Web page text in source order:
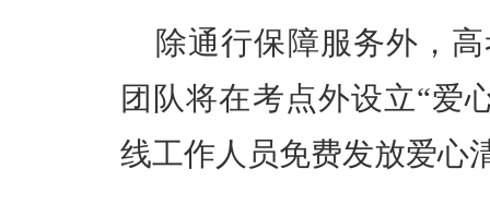
除通行保障服务外，
团队将在考点外设立“爱
线工作人员免费发放爱心